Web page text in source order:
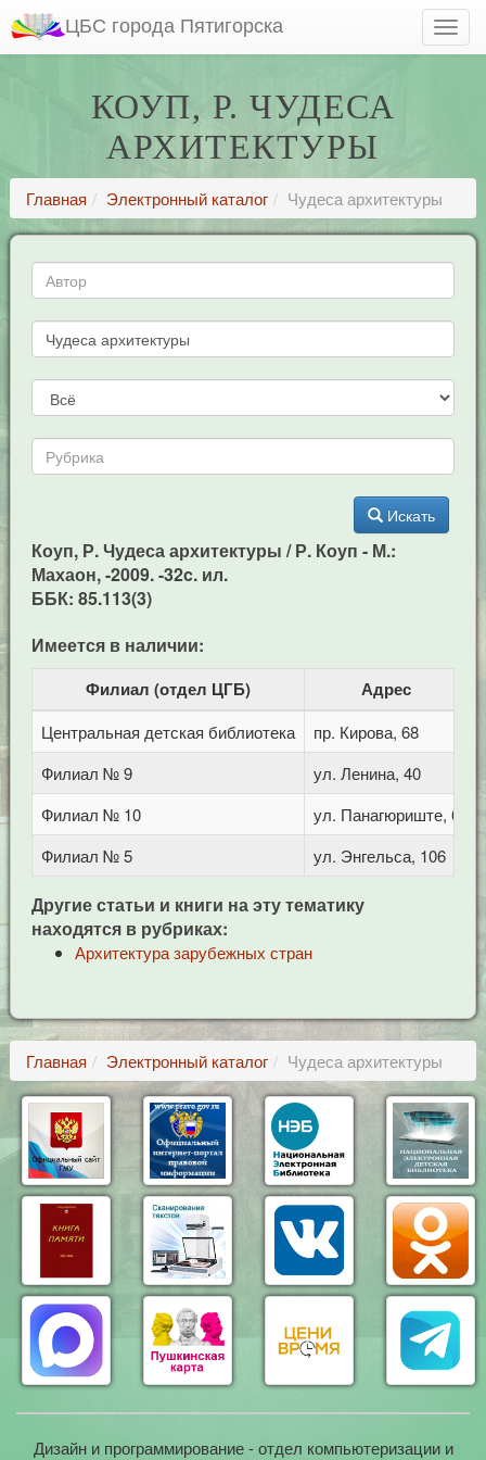
ЦБС города Пятигорска
КОУП, Р. ЧУДЕСА
АРХИТЕКТУРЫ
Главная Электронный каталог Чудеса архитектуры
Искать
Коуп, Р. Чудеса архитектуры / Р. Коуп - М.:
Махаон, -2009. -32c. ил.
ББК: 85.113(3)
Имеется в наличии:
Филиал (отдел ЦГБ) Адрес
Центральная детская библиотека
пр. Кирова, 68
Филиал № 9
ул. Ленина, 40
Филиал № 10
ул. Панагюриште, 6
Филиал № 5
ул. Энгельса, 106
Другие статьи и книги на эту тематику
находятся в рубриках:
Архитектура зарубежных стран
Главная Электронный каталог Чудеса архитектуры
Дизайн и программирование - отдел компьютеризации и